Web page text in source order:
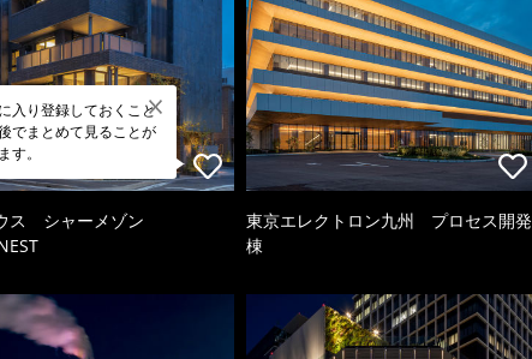
入り登録しておくこと
でまとめて見ることが
す。
ス シャーメゾン
東京エレクトロン九州 プロセス開発
棟